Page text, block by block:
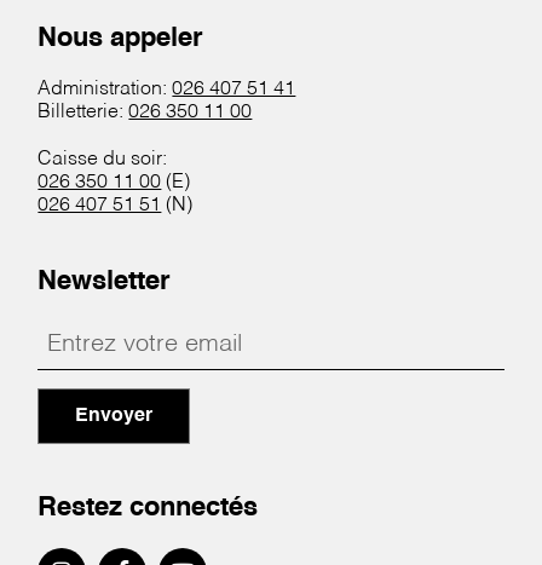
Nous appeler
Administration:026 407 51 41
Billetterie:026 350 11 00
Caisse du soir:
026 350 11 00 (E)
026 407 51 51 (N)
Newsletter
Envoyer
Restez connectés